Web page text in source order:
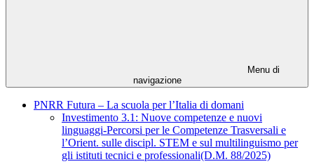
Menu di
navigazione
PNRR Futura – La scuola per l’Italia di domani
Investimento 3.1: Nuove competenze e nuovi
linguaggi-Percorsi per le Competenze Trasversali e
l’Orient. sulle discipl. STEM e sul multilinguismo per
gli istituti tecnici e professionali(D.M. 88/2025)